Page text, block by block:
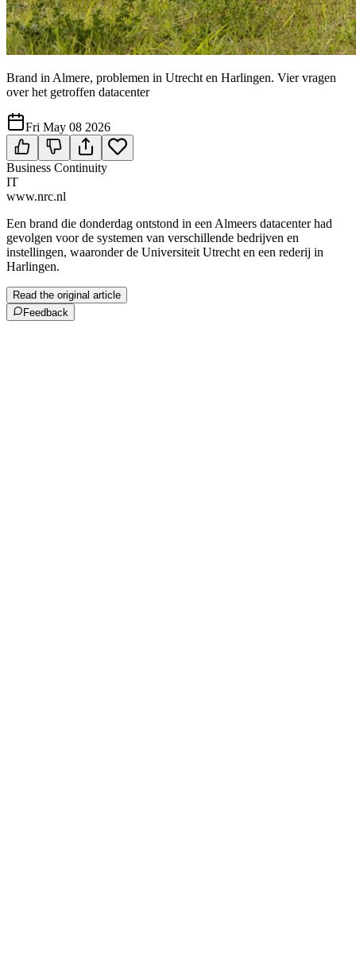
Brand in Almere, problemen in Utrecht en Harlingen. Vier vragen
over het getroffen datacenter
Fri May 08 2026
Business Continuity
IT
www.nrc.nl
Een brand die donderdag ontstond in een Almeers datacenter had
gevolgen voor de systemen van verschillende bedrijven en
instellingen, waaronder de Universiteit Utrecht en een rederij in
Harlingen.
Read the original article
Feedback